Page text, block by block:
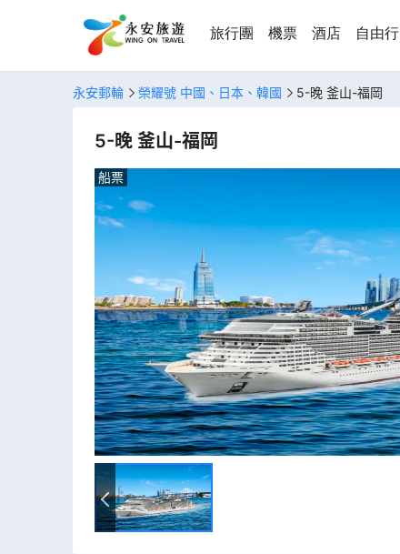
旅行團 機票 酒店 自由行
永安郵輪 榮耀號 中國、日本、韓國 5-晚 釜山-福岡
5-晚 釜山-福岡
船票